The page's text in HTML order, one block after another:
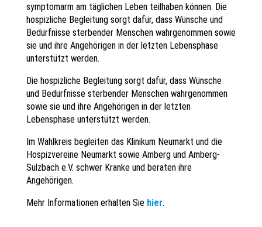
symptomarm am täglichen Leben teilhaben können. Die
hospizliche Begleitung sorgt dafür, dass Wünsche und
Bedürfnisse sterbender Menschen wahrgenommen sowie
sie und ihre Angehörigen in der letzten Lebensphase
unterstützt werden.
Die hospizliche Begleitung sorgt dafür, dass Wünsche
und Bedürfnisse sterbender Menschen wahrgenommen
sowie sie und ihre Angehörigen in der letzten
Lebensphase unterstützt werden.
Im Wahlkreis begleiten das Klinikum Neumarkt und die
Hospizvereine Neumarkt sowie Amberg und Amberg-
Sulzbach e.V. schwer Kranke und beraten ihre
Angehörigen.
Mehr Informationen erhalten Sie hier.